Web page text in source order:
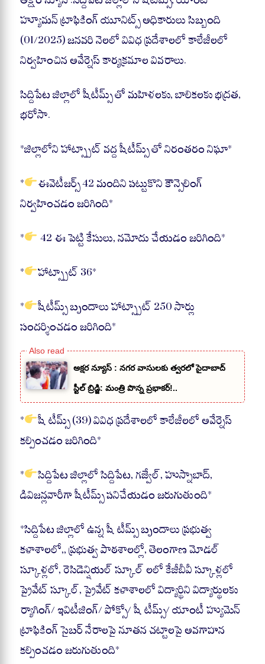
A
ppoka
m
హ్యూమన్ ట్రాఫికింగ్ యూనిట్స్ అధికారులు సిబ్బంది
(01/2025) జనవరి నెలలో వివిధ ప్రదేశాలలో కాలేజీలలో
నిర్వహించిన అవేర్నెస్ కార్యక్రమాల వివరాలు.
సిద్దిపేట జిల్లాలో షీటీమ్స్ తో మహిళలకు, బాలికలకు భద్రత,
భరోసా.
*జిల్లాలోని హాట్స్పాట్ వద్ద షీటీమ్స్ తో నిరంతరం నిఘా*
* ఈవెటీజర్స్ 42 మందిని పట్టుకొని కౌన్సెలింగ్
నిర్వహించడం జరిగింది*
*
42 ఈ పెట్టి కేసులు, నమోదు చేయడం జరిగింది*
* హాట్స్పాట్ 36*
* షీటీమ్స్ బృందాలు హాట్స్పాట్ 250 సార్లు
సందర్శించడం జరిగింది*
అక్షర న్యూస్ : నగర వాసులకు త్వరలో సైదాబాద్
స్టీల్ బ్రిడ్జి: మంత్రి పొన్న ప్రభాకర్!..
* షీ టీమ్స్ (39) వివిధ ప్రదేశాలలో కాలేజీలలో అవేర్నెస్
కల్పించడం జరిగింది*
* సిద్దిపేట జిల్లాలో సిద్దిపేట, గజ్వేల్, హుస్నాబాద్,
డివిజన్లవారీగా షీటీమ్స్ పనిచేయడం జరుగుతుంది*
*సిద్దిపేట జిల్లాలో ఉన్న షీ టీమ్స్ బృందాలు ప్రభుత్వ
కళాశాలలో,, ప్రభుత్వ పాఠశాలల్లో, తెలంగాణ మోడల్
స్కూళ్లలో, రెసిడెన్షియల్ స్కూల్ లలో కేజీబీవీ స్కూళ్లలో
ప్రైవేట్ స్కూల్, ప్రైవేట్ కళాశాలలో విద్యార్థిని విద్యార్థులకు
ర్యాగింగ్/ ఇవిటీజింగ్/ పోక్సో/ షీ టీమ్స్/ యాంటీ హ్యుమెన్
ట్రాఫికింగ్ సైబర్ నేరాలపై నూతన చట్టాలపై అవగాహన
కల్పించడం జరుగుతుంది*